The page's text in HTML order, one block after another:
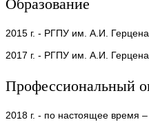
2015 г. - РГПУ им. А.И.
2017 г. - РГПУ им. А.И.
Профессиональный
2018 г. - по настоящее время